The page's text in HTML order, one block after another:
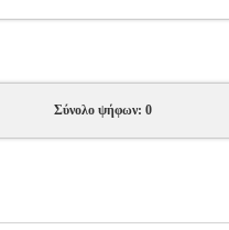
Σύνολο ψήφων: 0